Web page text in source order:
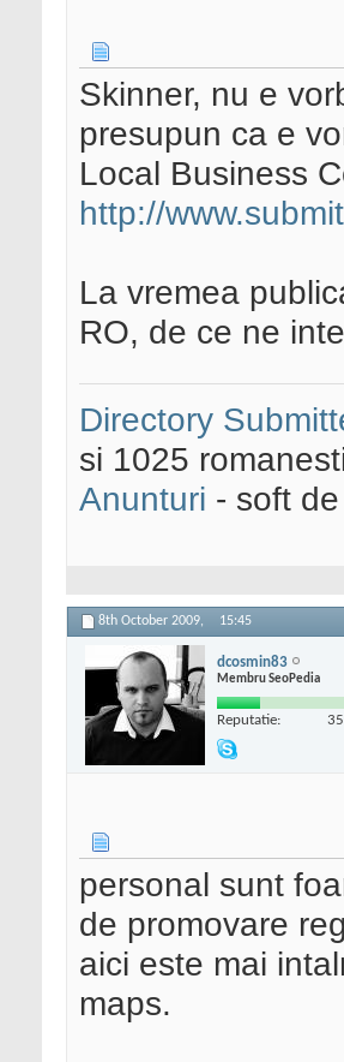
Skinner, nu e
presupun ca e
Local Business
http://
La vremea
RO, de ce ne
Directory
si 1025
Anunturi - soft
8th October 2009, 15:45
dcosmin83
Membru SeoPedia
Reputatie: 35
personal sunt
de promovare
aici este mai
maps.